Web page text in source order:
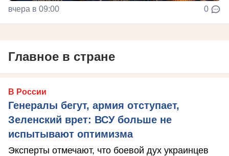
вчера в 09:00 0
Главное в стране
В России
Генералы бегут, армия отступает,
Зеленский врет: ВСУ больше не
испытывают оптимизма
Эксперты отмечают, что боевой дух украинцев